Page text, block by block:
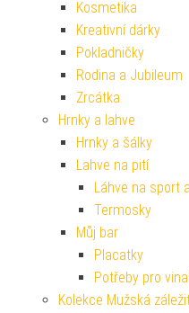
Kosmetika
Kreativní dárky
Pokladničky
Rodina a Jubileum
Zrcátka
Hrnky a lahve
Hrnky a šálky
Lahve na pití
Láhve na sport
Termosky
Můj bar
Placatky
Potřeby pro
Kolekce Mužská